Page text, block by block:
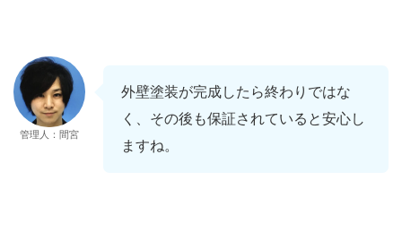
管理人：間宮
外壁塗装が完成したら終わりではな
く、その後も保証されていると安心し
ますね。